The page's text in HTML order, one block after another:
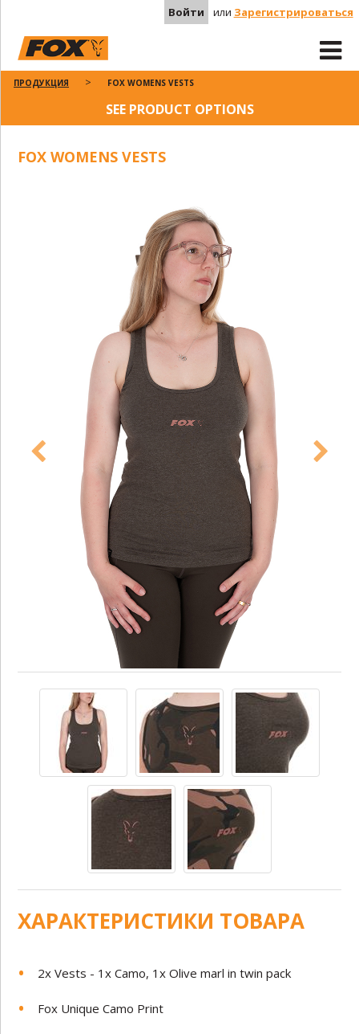
Войти или Зарегистрироваться
ПРОДУКЦИЯ FOX WOMENS VESTS
SEE PRODUCT OPTIONS
FOX WOMENS VESTS
ХАРАКТЕРИСТИКИ ТОВАРА
2x Vests - 1x Camo, 1x Olive marl in twin pack
Fox Unique Camo Print